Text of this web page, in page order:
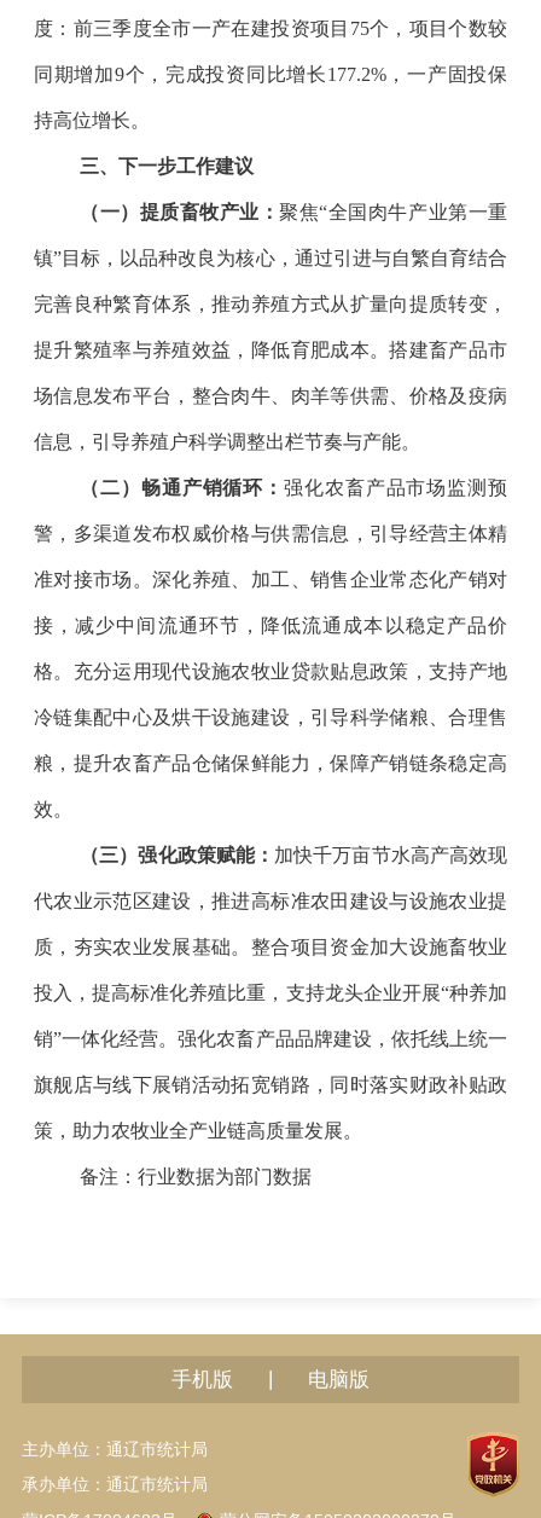
度：前三季度全市一产在建投资项目 75个，项目个数较
同期增加9个，完成投资同比增长177.2%，一产固投保
持高位增长。
三、下一步工作建议
（一）提质畜牧产业：聚焦“全国肉牛产业第一重
镇”目标，以品种改良为核心，通过引进与自繁自育结合
完善良种繁育体系，推动养殖方式从扩量向提质转变，
提升繁殖率与养殖效益，降低育肥成本。搭建畜产品市
场信息发布平台，整合肉牛、肉羊等供需、价格及疫病
信息，引导养殖户科学调整出栏节奏与产能。
（二）畅通产销循环：强化农畜产品市场监测预
警，多渠道发布权威价格与供需信息，引导经营主体精
准对接市场。深化养殖、加工、销售企业常态化产销对
接，减少中间流通环节，降低流通成本以稳定产品价
格。充分运用现代设施农牧业贷款贴息政策，支持产地
冷链集配中心及烘干设施建设，引导科学储粮、合理售
粮，提升农畜产品仓储保鲜能力，保障产销链条稳定高
效。
（三）强化政策赋能： 加快千万亩节水高产高效现
代农业示范区建设，推进高标准农田建设与设施农业提
质，夯实农业发展基础。整合项目资金加大设施畜牧业
投入，提高标准化养殖比重，支持龙头企业开展“种养加
销”一体化经营。强化农畜产品品牌建设，依托线上统一
旗舰店与线下展销活动拓宽销路，同时落实财政补贴政
策，助力农牧业全产业链高质量发展。
备注：行业数据为部门数据
手机版 电脑版
主办单位：通辽市统计局
承办单位：通辽市统计局